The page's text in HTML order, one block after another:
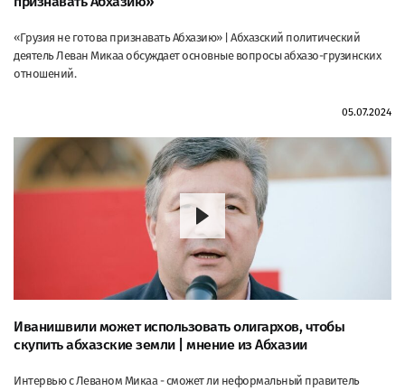
«Грузия не готова признавать Абхазию» | Абхазский политический
деятель Леван Микаа обсуждает основные вопросы абхазо-грузинских
отношений.
05.07.2024
Иванишвили может использовать олигархов, чтобы
скупить абхазские земли | мнение из Абхазии
Интервью с Леваном Микаа - сможет ли неформальный правитель